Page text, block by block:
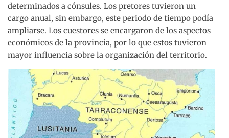
determinados a cónsules. Los pretores tuvieron un
cargo anual, sin embargo, este periodo de tiempo podía
ampliarse. Los cuestores se encargaron de los aspectos
económicos de la provincia, por lo que estos tuvieron
mayor influencia sobre la organización del territorio.